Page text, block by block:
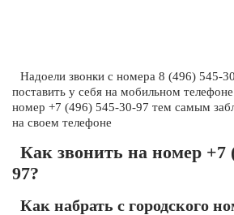
Надоели звонки с номера 8 (496) 545-
поставить у себя на мобильном
номер +7 (496) 545-30-97 тем самым
на своем телефоне
Как звонить на номер +7
97?
Как набрать с городского